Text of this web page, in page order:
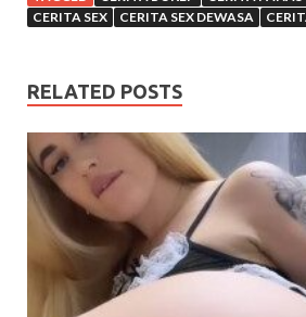
CERITA SEX
CERITA SEX DEWASA
RELATED POSTS